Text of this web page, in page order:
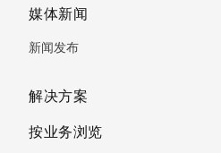
媒体新闻
新闻发布
解决方案
按业务浏览